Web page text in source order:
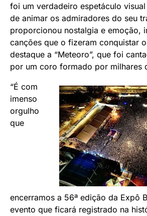
foi um verdadeiro espetáculo
de animar os admiradores do seu
proporcionou nostalgia e emoção,
canções que o fizeram conquistar
destaque a “Meteoro”, que foi
por um coro formado por milhares
“É com
imenso
orgulho
que
encerramos a 56ª edição da Expô
evento que ficará registrado na